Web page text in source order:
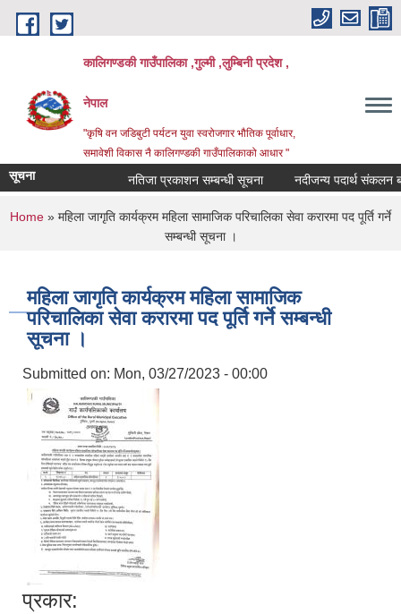
Skip to main content
कालिगण्डकी गाउँपालिका ,गुल्मी ,लुम्बिनी प्रदेश ,
नेपाल
"कृषि वन जडिबुटी पर्यटन युवा स्वरोजगार भौतिक पूर्वाधार,
समावेशी विकास नै कालिगण्डकी गाउँपालिकाको आधार "
सूचना नतिजा प्रकाशन सम्बन्धी सूचना नदीजन्य पदार्थ संकलन बन्द
You are here
Home » महिला जागृति कार्यक्रम महिला सामाजिक परिचालिका सेवा करारमा पद पूर्ति गर्ने
सम्बन्धी सूचना ।
महिला जागृति कार्यक्रम महिला सामाजिक
परिचालिका सेवा करारमा पद पूर्ति गर्ने सम्बन्धी
सूचना ।
Submitted on: Mon, 03/27/2023 - 00:00
प्रकार: